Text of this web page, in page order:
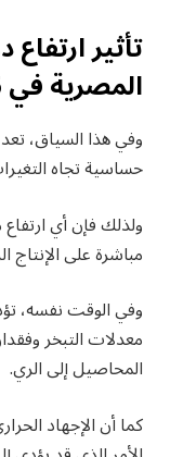
تأثير
المصرية في 2026
وفي هذا السياق،
حساسية تجاه
ولذلك فإن أي
مباشرة على الإنتاج
وفي الوقت نفسه،
معدلات التبخر
المحاصيل إلى الري.
كما أن الإجهاد